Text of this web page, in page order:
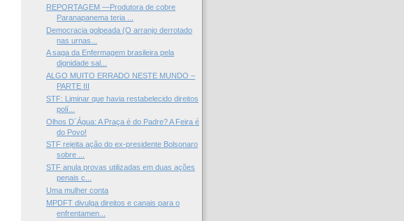
REPORTAGEM —Produtora de cobre
Paranapanema teria ...
Democracia golpeada (O arranjo derrotado
nas urnas...
A saga da Enfermagem brasileira pela
dignidade sal...
ALGO MUITO ERRADO NESTE MUNDO –
PARTE III
STF: Liminar que havia restabelecido direitos
polí...
Olhos D´Água: A Praça é do Padre? A Feira é
do Povo!
STF rejeita ação do ex-presidente Bolsonaro
sobre ...
STF anula provas utilizadas em duas ações
penais c...
Uma mulher conta
MPDFT divulga direitos e canais para o
enfrentamen...